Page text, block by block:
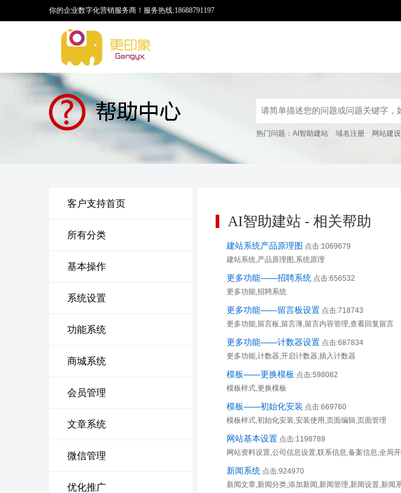
你的企业数字化营销服务商！ 服务热线:18688791197
热门问题： AI智助建站 域名注册 网站建设
客户支持首页
所有分类
基本操作
系统设置
功能系统
商城系统
会员管理
文章系统
微信管理
优化推广
AI智助建站 - 相关帮助
建站系统产品原理图 点击:1069679
建站系统,产品原理图,系统原理
更多功能——招聘系统 点击:656532
更多功能,招聘系统
更多功能——留言板设置 点击:718743
更多功能,留言板,留言薄,留言内容管理,查看回复留言
更多功能——计数器设置 点击:687834
更多功能,计数器,开启计数器,插入计数器
模板——更换模板 点击:598082
模板样式,更换模板
模板——初始化安装 点击:669760
模板样式,初始化安装,安装使用,页面编辑,页面管理
网站基本设置 点击:1198789
网站资料设置,公司信息设置,联系信息,备案信息,全局
新闻系统 点击:924970
新闻文章,新闻分类,添加新闻,新闻管理,新闻设置,新闻